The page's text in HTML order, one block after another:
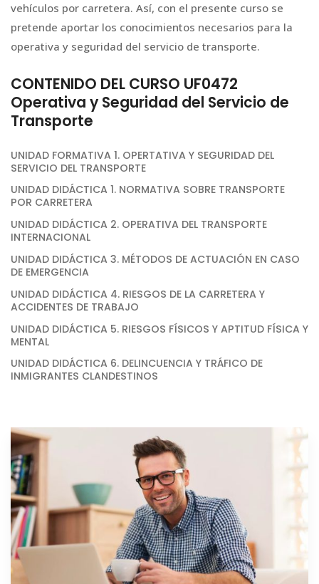
vehículos por carretera. Así, con el presente curso se
pretende aportar los conocimientos necesarios para la
operativa y seguridad del servicio de transporte.
CONTENIDO DEL CURSO UF0472
Operativa y Seguridad del Servicio de
Transporte
UNIDAD FORMATIVA 1. OPERTATIVA Y SEGURIDAD DEL
SERVICIO DEL TRANSPORTE
UNIDAD DIDÁCTICA 1. NORMATIVA SOBRE TRANSPORTE
POR CARRETERA
UNIDAD DIDÁCTICA 2. OPERATIVA DEL TRANSPORTE
INTERNACIONAL
UNIDAD DIDÁCTICA 3. MÉTODOS DE ACTUACIÓN EN CASO
DE EMERGENCIA
UNIDAD DIDÁCTICA 4. RIESGOS DE LA CARRETERA Y
ACCIDENTES DE TRABAJO
UNIDAD DIDÁCTICA 5. RIESGOS FÍSICOS Y APTITUD FÍSICA Y
MENTAL
UNIDAD DIDÁCTICA 6. DELINCUENCIA Y TRÁFICO DE
INMIGRANTES CLANDESTINOS